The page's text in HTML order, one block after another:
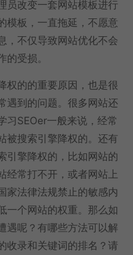
员改变一套网站模板进行
模板，一直拖延，不愿意
，不仅导致网站优化不会
受损。
权的的重要原因，也是很
遇到的问题。很多网站还
习SEOer一般来说，经常
被搜索引擎降权的。还有
引擎降权的，比如网站的
经常打不开，或者网站上
家法律法规禁止的敏感内
一个网站的权重。那么如
遇呢？有哪些方法可以解
收录和关键词的排名？请